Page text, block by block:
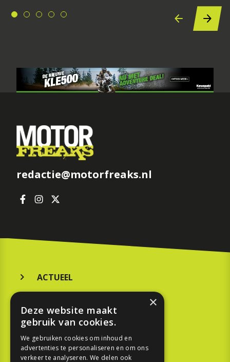
redactie@motorfreaks.nl
ACTUEEL
KOOPGIDS
TESTEN
×
Deze website maakt
gebruik van cookies.
We gebruiken cookies om inhoud en
advertenties te personaliseren en om ons
verkeer te analyseren. We delen ook